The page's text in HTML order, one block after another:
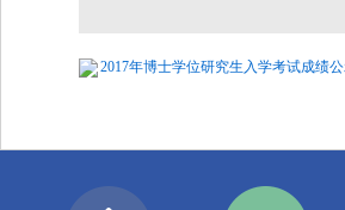
2017年博士学位研究生入学考试成绩